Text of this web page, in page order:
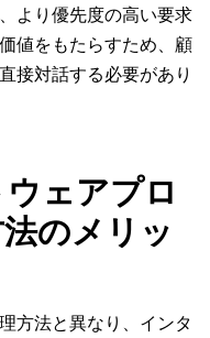
より優先度の高い要求
値をもたらすため、顧
接対話する必要があり
ェアプロ
のメリッ
方法と異なり、インタ